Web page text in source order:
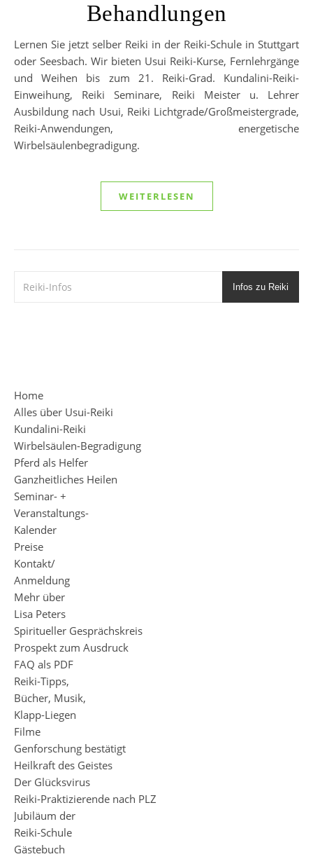
Behandlungen
Lernen Sie jetzt selber Reiki in der Reiki-Schule in Stuttgart
oder Seesbach. Wir bieten Usui Reiki-Kurse, Fernlehrgänge
und Weihen bis zum 21. Reiki-Grad. Kundalini-Reiki-
Einweihung, Reiki Seminare, Reiki Meister u. Lehrer
Ausbildung nach Usui, Reiki Lichtgrade/Großmeistergrade,
Reiki-Anwendungen, energetische
Wirbelsäulenbegradigung.
WEITERLESEN
Infos zu Reiki
Home
Alles über Usui-Reiki
Kundalini-Reiki
Wirbelsäulen-Begradigung
Pferd als Helfer
Ganzheitliches Heilen
Seminar- +
Veranstaltungs-
Kalender
Preise
Kontakt/
Anmeldung
Mehr über
Lisa Peters
Spiritueller Gesprächskreis
Prospekt zum Ausdruck
FAQ als PDF
Reiki-Tipps,
Bücher, Musik,
Klapp-Liegen
Filme
Genforschung bestätigt
Heilkraft des Geistes
Der Glücksvirus
Reiki-Praktizierende nach PLZ
Jubiläum der
Reiki-Schule
Gästebuch